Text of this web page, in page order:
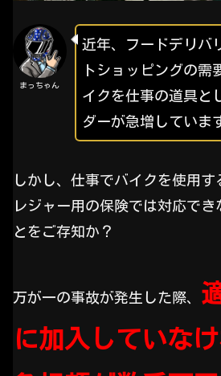
まっちゃん
近年、フードデリバ
トショッピングの需
イクを仕事の道具と
ダーが急増していま
しかし、仕事でバイクを使用
レジャー用の保険では対応で
とをご存知か？
万が一の事故が発生した際、
に加入していな